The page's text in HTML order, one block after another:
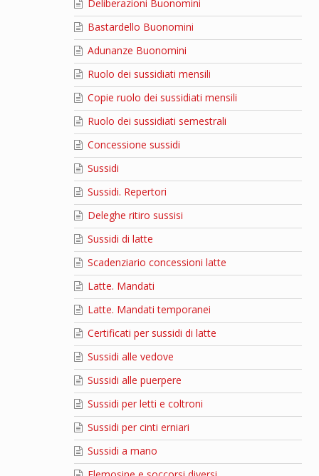
Deliberazioni Buonomini
Bastardello Buonomini
Adunanze Buonomini
Ruolo dei sussidiati mensili
Copie ruolo dei sussidiati mensili
Ruolo dei sussidiati semestrali
Concessione sussidi
Sussidi
Sussidi. Repertori
Deleghe ritiro sussisi
Sussidi di latte
Scadenziario concessioni latte
Latte. Mandati
Latte. Mandati temporanei
Certificati per sussidi di latte
Sussidi alle vedove
Sussidi alle puerpere
Sussidi per letti e coltroni
Sussidi per cinti erniari
Sussidi a mano